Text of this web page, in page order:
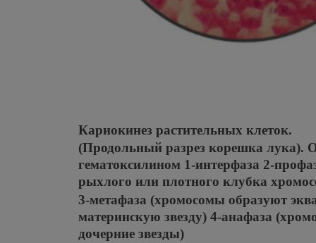
Кариокинез растительных клеток.
(Продольный разрез корешка лука).
гематоксилином 1-интерфаза 2-
рыхлого или плотного клубка
3-метафаза (хромосомы образуют
материнскую звезду) 4-анафаза
дочерние звезды)